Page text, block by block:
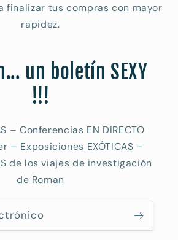
finalizar tus compras con mayor
rapidez.
un boletín SEXY
!!!
– Conferencias EN DIRECTO
– Exposiciones EXÓTICAS –
de los viajes de investigación
de Roman